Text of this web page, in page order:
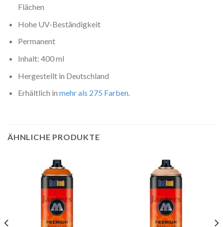
Flächen
Hohe UV-Beständigkeit
Permanent
Inhalt: 400 ml
Hergestellt in Deutschland
Erhältlich in mehr als 275 Farben.
ÄHNLICHE PRODUKTE